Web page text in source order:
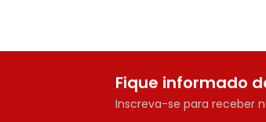
Fique informado
Inscreva-se para receber